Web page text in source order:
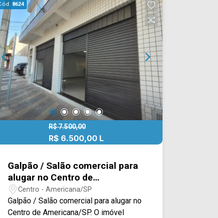
agende a sua visita!! WhatsApp e
Telefone: (19) 3475-4546 ARBIX
IMÓVEIS - Presente em cada mudança!
8624
R$ 7.500,00
R$ 6.500,00 L
Galpão / Salão comercial para
alugar no Centro de
Americana/SP
Centro - Americana/SP
Galpão / Salão comercial para alugar no
Centro de Americana/SP. O imóvel